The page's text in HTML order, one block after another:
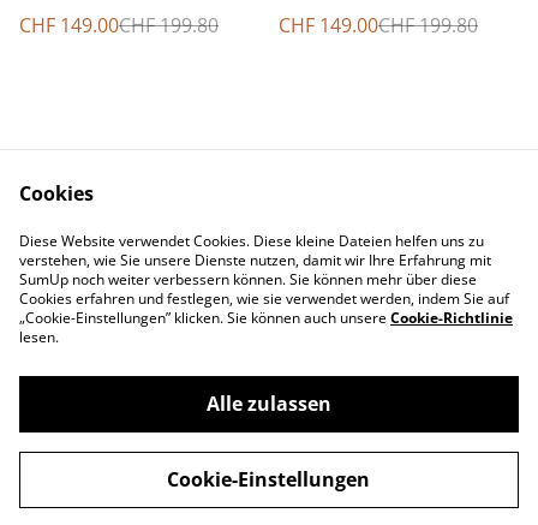
CHF 149.00CHF 199.80
CHF 149.00CHF 199.80
Contact Us
Legal Terms
Privacy Policy
Cookie Policy
©2026Swiss-Edelweiss
powered by
Cookies
Diese Website verwendet Cookies. Diese kleine Dateien helfen uns zu
verstehen, wie Sie unsere Dienste nutzen, damit wir Ihre Erfahrung mit
SumUp noch weiter verbessern können. Sie können mehr über diese
Cookies erfahren und festlegen, wie sie verwendet werden, indem Sie auf
„Cookie-Einstellungen” klicken. Sie können auch unsereCookie-Richtlinie
lesen.
Alle zulassen
Cookie-Einstellungen